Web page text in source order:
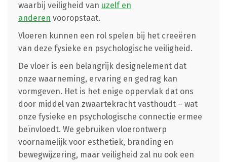
waarbij veiligheid van uzelf en
anderen vooropstaat.
Vloeren kunnen een rol spelen bij het creeëren
van deze fysieke en psychologische veiligheid.
De vloer is een belangrijk designelement dat
onze waarneming, ervaring en gedrag kan
vormgeven. Het is het enige oppervlak dat ons
door middel van zwaartekracht vasthoudt – wat
onze fysieke en psychologische connectie ermee
beïnvloedt. We gebruiken vloerontwerp
voornamelijk voor esthetiek, branding en
bewegwijzering, maar veiligheid zal nu ook een